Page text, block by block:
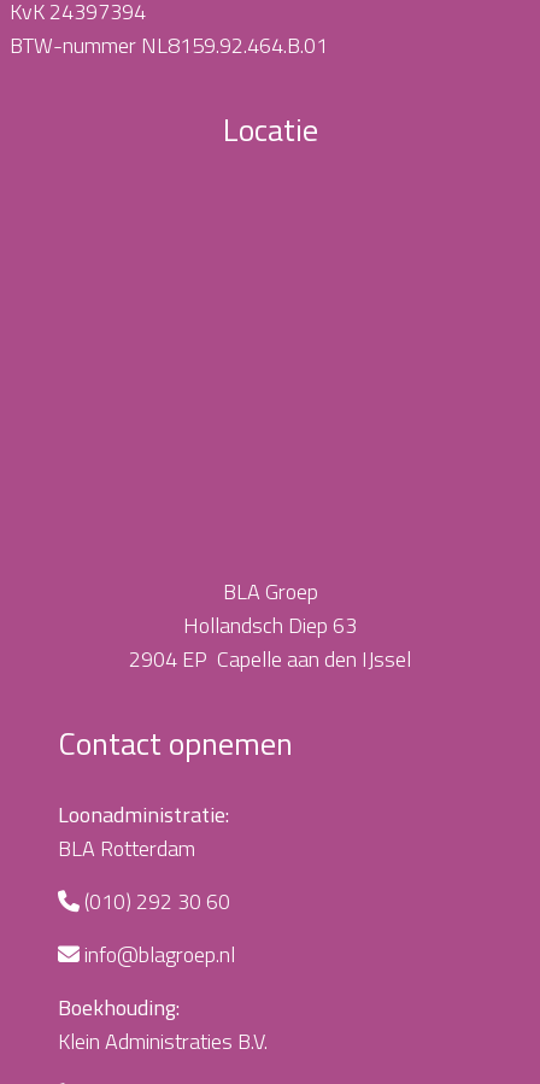
KvK 24397394
BTW-nummer NL8159.92.464.B.01
Locatie
BLA Groep
Hollandsch Diep 63
2904 EP Capelle aan den IJssel
Contact opnemen
Loonadministratie:
BLA Rotterdam
(010) 292 30 60
info@blagroep.nl
Boekhouding:
Klein Administraties B.V.